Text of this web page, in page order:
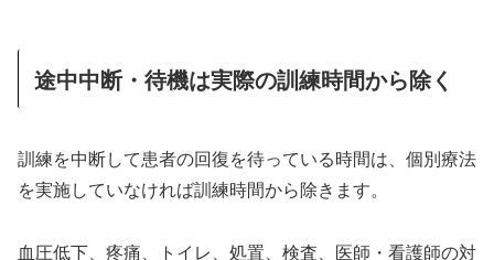
途中中断・待機は実際の訓練時間から除く
訓練を中断して患者の回復を待っている時間は、個別療法
を実施していなければ訓練時間から除きます。
血圧低下、疼痛、トイレ、処置、検査、医師・看護師の対